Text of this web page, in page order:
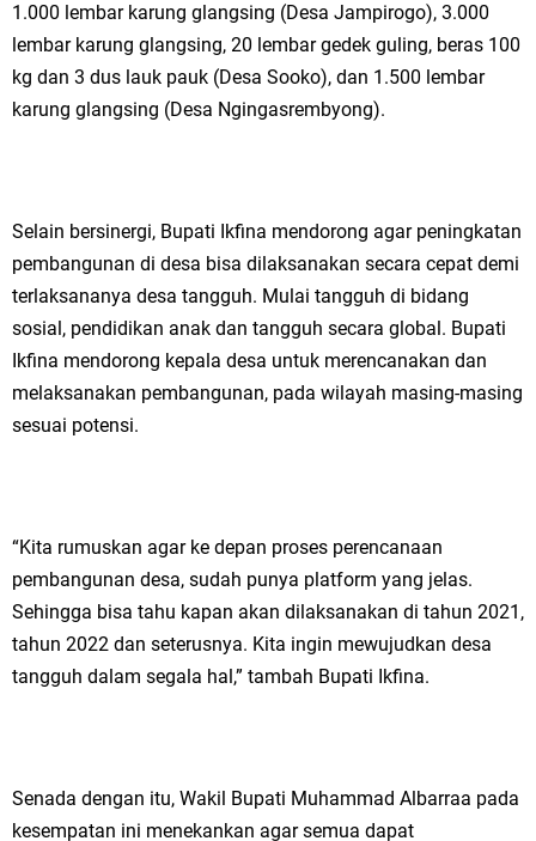
Nila Yani Apresiasi Launching Komunitas Gowes dan Pasar Ahad
Jajanan Jadul di Ecopark Randuagung
DPC PDI Perjuangan Gresik Tebar Berkah Idul Adha, Bagikan Daging
Kurban untuk Ratusan Warga
Ponpes Himmatul Khoiriyah Gelar Penyembelihan Hewan Qurban dari
Keluarga Besar dr. Titin Ekowati RS Wates Husada Balongpanggang
RT 03 RW 01 Patra Raya Rosewood Cerme Gresik Berbenah dan
1.000 lembar karung glangsing (Desa Jampirogo), 3.000
lembar karung glangsing, 20 lembar gedek guling, beras 100
kg dan 3 dus lauk pauk (Desa Sooko), dan 1.500 lembar
karung glangsing (Desa Ngingasrembyong).
Selain bersinergi, Bupati Ikfina mendorong agar peningkatan
pembangunan di desa bisa dilaksanakan secara cepat demi
terlaksananya desa tangguh. Mulai tangguh di bidang
sosial, pendidikan anak dan tangguh secara global. Bupati
Ikfina mendorong kepala desa untuk merencanakan dan
melaksanakan pembangunan, pada wilayah masing-masing
sesuai potensi.
“Kita rumuskan agar ke depan proses perencanaan
pembangunan desa, sudah punya platform yang jelas.
Sehingga bisa tahu kapan akan dilaksanakan di tahun 2021,
tahun 2022 dan seterusnya. Kita ingin mewujudkan desa
tangguh dalam segala hal,” tambah Bupati Ikfina.
Senada dengan itu, Wakil Bupati Muhammad Albarraa pada
kesempatan ini menekankan agar semua dapat